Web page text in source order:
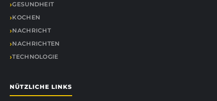
GESUNDHEIT
KOCHEN
NACHRICHT
NACHRICHTEN
TECHNOLOGIE
NÜTZLICHE LINKS